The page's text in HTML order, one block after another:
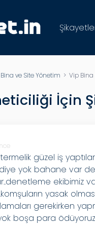
Bina ve Site Yönetim > Vip
İçin
güzel iş
yok bahane var
ekibimiz
yasak
gerekirken
boşa para